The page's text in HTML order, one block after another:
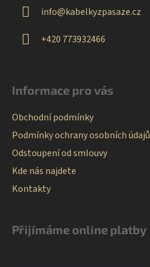
info@kabelkyzpasaze.cz
+420 773932466
Informace pro vás
Obchodní podmínky
Podmínky ochrany osobních údajů
Odstoupení od smlouvy
Kde nás najdete
Kontakty
Přijímáme online platby